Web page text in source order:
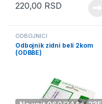
220,00 RSD
ODBOJNICI
Odbojnik zidni beli 2kom
(ODBBE)